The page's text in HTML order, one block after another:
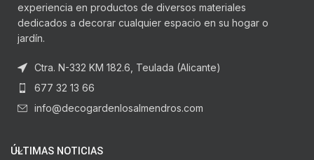
experiencia en productos de diversos materiales
dedicados a decorar cualquier espacio en su hogar o
jardín.
Ctra. N-332 KM 182.6, Teulada (Alicante)
677 32 13 66
info@decogardenlosalmendros.com
ÚLTIMAS NOTICIAS